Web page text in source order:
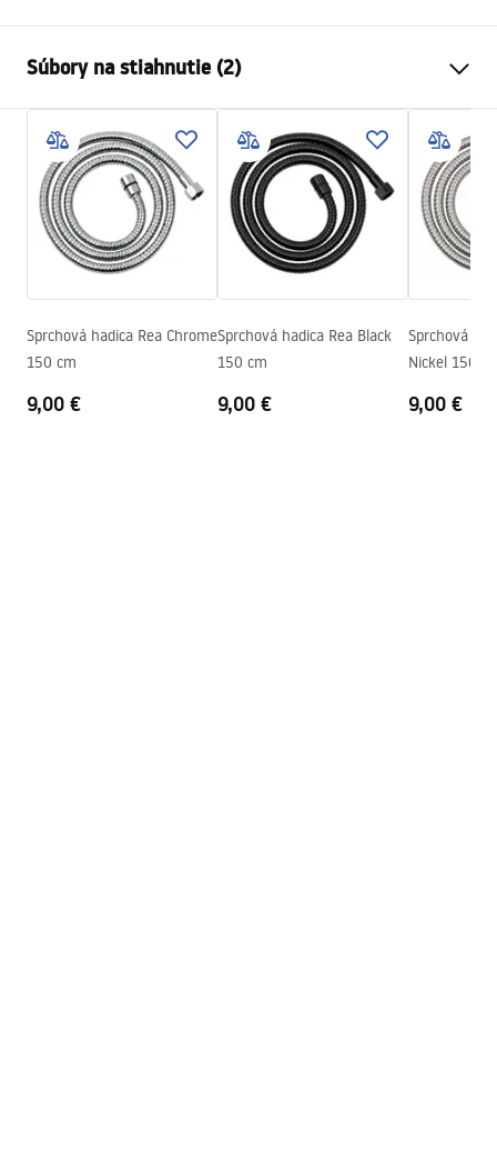
Záruka
Materiál
nehrdzavejúca oceľ, ABS
Váha
1kg
Producentský kód
JS-016B
Farba
Čierna
Súbory na stiahnutie (2)
Bezpečnostné informácie
WARUNKI_BEZPIECZENSTWA_AKCESORIA_LAZIENKOWE.
Záručné podmienky
Warranty_Terms_and_Conditions_Accessories_-_24.pdf
Sprchová hadica Rea Chrome
150 cm
9,00 €
Sprchová hadica Rea Black
150 cm
9,00 €
Sprchová
Nickel 150
9,00 €